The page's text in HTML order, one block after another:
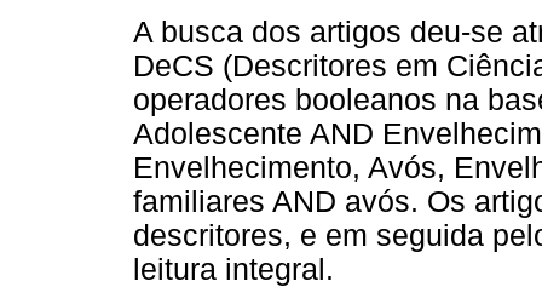
A busca dos artigos deu-se
DeCS (Descritores em
operadores booleanos na
Adolescente AND
Envelhecimento, Avós,
familiares AND avós. Os
descritores, e em seguida
leitura integral.